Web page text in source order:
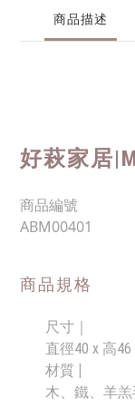
商品描述
好萩家居|
商品編號
ABM00401
商品規格
尺寸｜
直徑40 x 高46
材質 |
木、鐵、羊羔